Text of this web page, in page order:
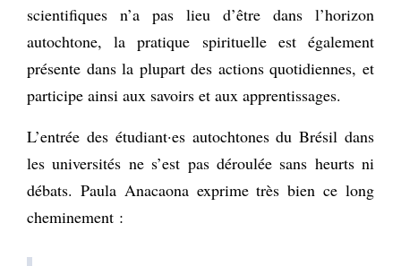
scientifiques n’a pas lieu d’être dans l’horizon
autochtone, la pratique spirituelle est également
présente dans la plupart des actions quotidiennes, et
participe ainsi aux savoirs et aux apprentissages.
L’entrée des étudiant·es autochtones du Brésil dans
les universités ne s’est pas déroulée sans heurts ni
débats. Paula Anacaona exprime très bien ce long
cheminement :